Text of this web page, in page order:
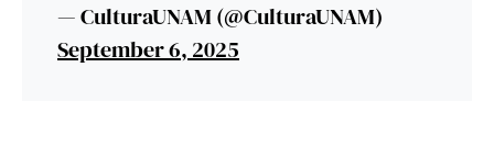
— CulturaUNAM (@CulturaUNAM)
September 6, 2025